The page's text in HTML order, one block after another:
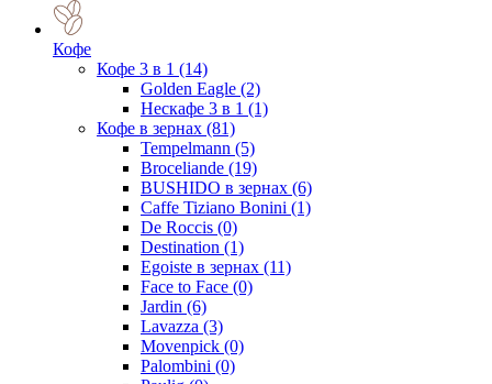
Кофе
Кофе 3 в 1 (14)
Golden Eagle (2)
Нескафе 3 в 1 (1)
Кофе в зернах (81)
Tempelmann (5)
Broceliande (19)
BUSHIDO в зернах (6)
Caffe Tiziano Bonini (1)
De Roccis (0)
Destination (1)
Egoiste в зернах (11)
Face to Face (0)
Jardin (6)
Lavazza (3)
Movenpick (0)
Palombini (0)